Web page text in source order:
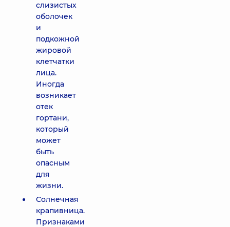
слизистых
оболочек
и
подкожной
жировой
клетчатки
лица.
Иногда
возникает
отек
гортани,
который
может
быть
опасным
для
жизни.
Солнечная
крапивница.
Признаками